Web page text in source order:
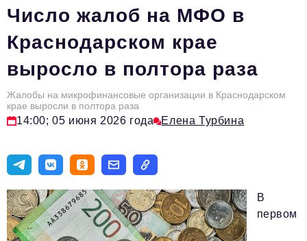
Цитаты
Аналитика
Главное
Интервью
Сделано в России
Точки роста
Авто
Персона
Число жалоб на МФО в
Краснодарском крае
выросло в полтора раза
Жалобы на микрофинансовые организации в Краснодарском
крае выросли в полтора раза
14:00; 05 июня 2026 года Елена Турбина
В
первом